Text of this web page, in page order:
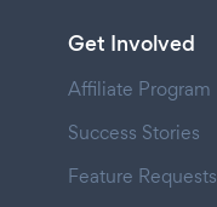
Get Involved
Affiliate Program
Success Stories
Feature Requests